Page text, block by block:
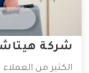
شركة
الكثير من